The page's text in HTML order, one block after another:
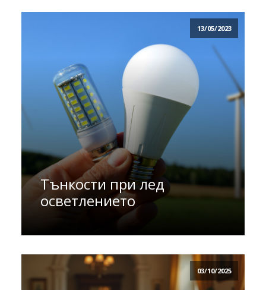
13/05/2023
Тънкости при лед
осветлението
03/10/2025